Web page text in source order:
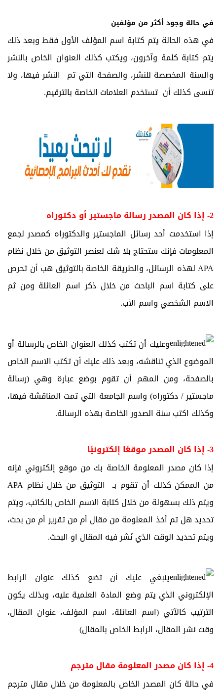
في حالة وجود أكثر من مؤلفين
في هذه الحالة يتم كتابة اسم المؤلف الأول فقط وبعد ذلك
يتم كتابة كلمة وآخرون، ويكتب كذلك العنوان الخاص بالنشر
والسنة المخصصة للنشر، والصفحة التي تم النشر فيها، ولا
تنسى كذلك أن تستخدم العلامات الخاصة بالترقيم.
2- إذا كان المصدر رسالة ماجستير أو دكتوراه
إذا استخدمت أحد رسائل الماجستير والدكتوراه كمصدر لجمع
المعلومات فإنك ستحتاج بلا شك لعنصر التوثيق من خلال نظام
APA لهذه الرسائل، والطريقة الخاصة بالتوثيق هب أن تحرص
على كتابة اسم الباحث من خلال ذكر اسم العائلة ومن ثم
الاسم الشخصي واسم الأب.
وعليك أن تكتب كذلك العنوان الخاص بالرسالة أو
الموضوع الذي تناقشه، وبعد ذلك عليك أن تكتب الاسم الخاص
بالصفحة، ومن المهم أن تقوم بوضع عبارة وهي (رسالة
ماجستير / دكتوراه) واسم الجامعة التي تمت المناقشة فيها،
وكذلك اكتب سنة الصدور الخاصة بهذه الرسالة.
3- إذا كان المصدر موقعًا إلكترونيًا
إذا كان مصدر المعلومة الخاصة بك من موقع إلكتروني فإنه
من الممكن كذلك أن تقوم بـ التوثيق من خلال نظام APA
ويتم ذلك بسهولة من خلال كتابة الاسم الخاص بالكاتب، ويتم
تحديد هل تم أخذ المعلومة من مقال أم من تقرير أم من بحث،
ويتم تحديد الوقت الذي نُشر فيه المقال او البحث.
ينبغي عليك أن تضع كذلك عنوان الرابط
الإلكتروني الذي يتم وضع المادة العلمية عليه، وبذلك يكون
الترتيب كالآتي (اسم العائلة، اسم المؤلف، عنوان المقال،
وقت نشر المقال، الرابط الخاص بالمقال)
4- إذا كان مصدر المعلومة مقال مترجم
في حالة كان المصدر الخاص بالمعلومة من خلال مقال مترجم